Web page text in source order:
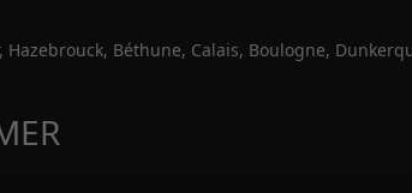
Béthune, Calais, Boulogne,